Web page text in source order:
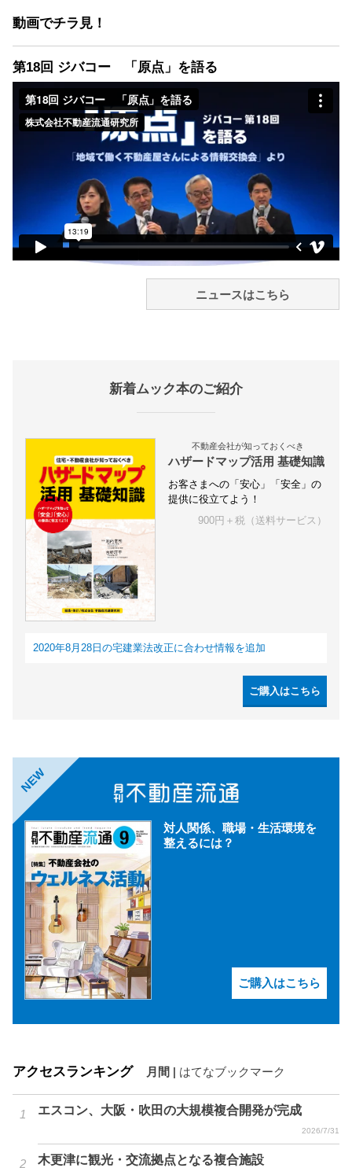
動画でチラ見！
第18回 ジバコー 「原点」を語る
ニュースはこちら
新着ムック本のご紹介
不動産会社が知っておくべき
ハザードマップ活用 基礎知識
お客さまへの「安心」「安全」の
提供に役立てよう！
900円＋税（送料サービス）
2020年8月28日の宅建業法改正に合わせ情報を追加
ご購入はこちら
NEW
対人関係、職場・生活環境を
整えるには？
ご購入はこちら
アクセスランキング 月間 はてなブックマーク
エスコン、大阪・吹田の大規模複合開発が完成
2026/7/31
木更津に観光・交流拠点となる複合施設